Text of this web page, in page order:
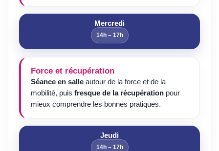
Mercredi
14h – 17h
Force et récupération
Séance en salle autour de la force et de la
mobilité, puis fresque de la récupération pour
mieux comprendre les bonnes pratiques.
Jeudi
14h – 17h